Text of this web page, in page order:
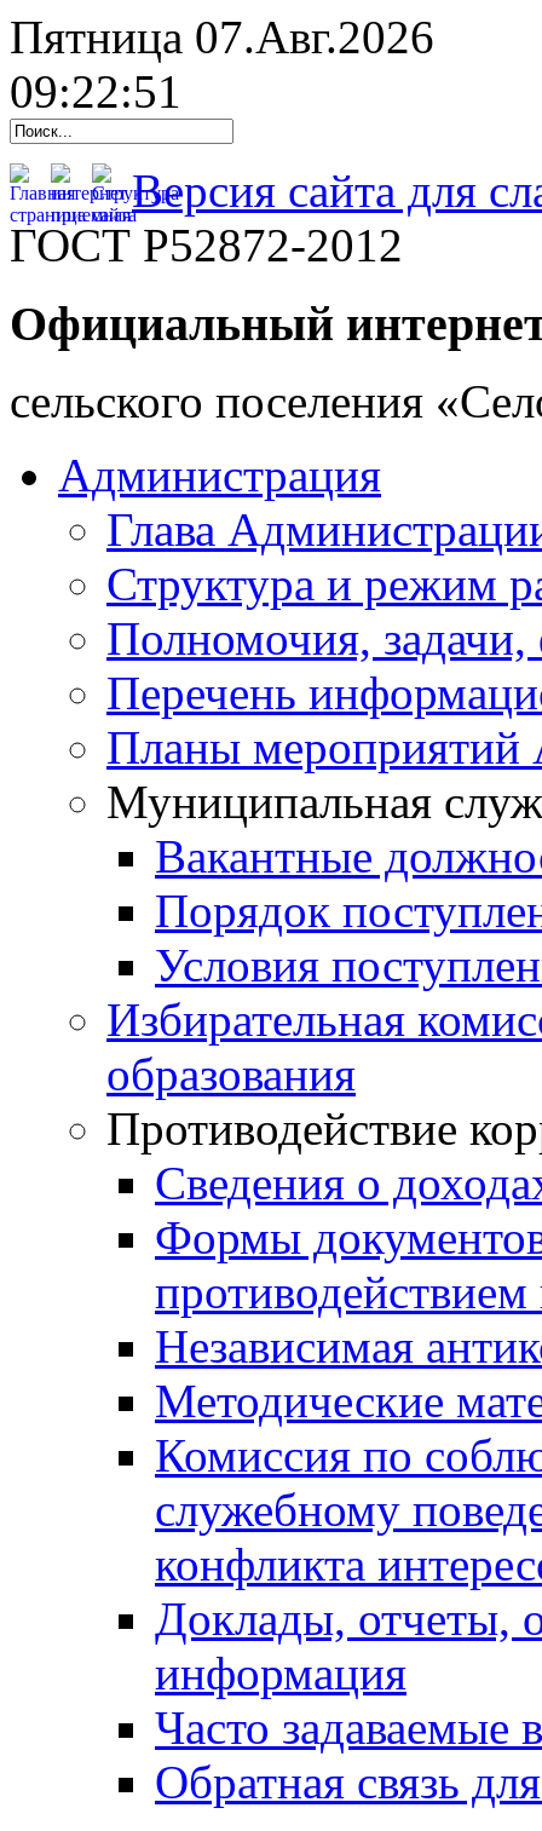
Пятница 07.Авг.2026
09:22:52
Версия сайта для
ГОСТ Р52872-2012
Официальный
cельского поселения
Администрация
Глава
Структура и режим
Полномочия,
Перечень
Планы мероприятий
Муниципальная
Вакантные
Порядок
Условия
Избирательная
образования
Противодействие
Сведения о
Формы
Независимая
Методические
Комиссия по
служебному
конфликта
Доклады, отчеты,
информация
Часто задаваемые
Обратная связь